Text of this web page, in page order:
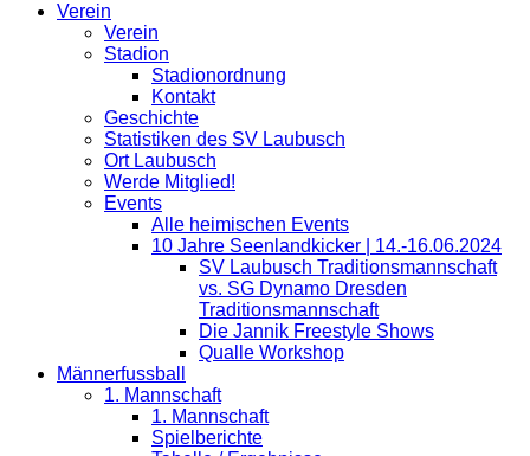
Verein
Verein
Stadion
Stadionordnung
Kontakt
Geschichte
Statistiken des SV Laubusch
Ort Laubusch
Werde Mitglied!
Events
Alle heimischen Events
10 Jahre Seenlandkicker | 14.-16.06.2024
SV Laubusch Traditionsmannschaft
vs. SG Dynamo Dresden
Traditionsmannschaft
Die Jannik Freestyle Shows
Qualle Workshop
Männerfussball
1. Mannschaft
1. Mannschaft
Spielberichte